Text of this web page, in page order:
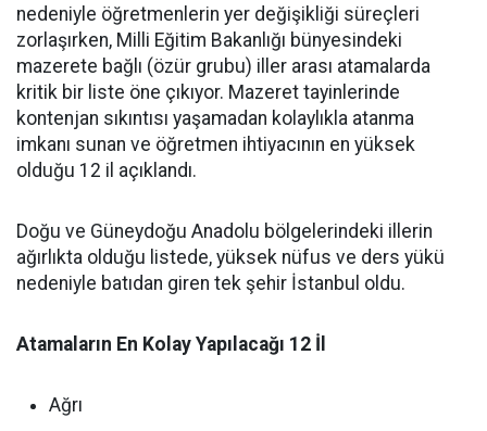
nedeniyle öğretmenlerin yer değişikliği süreçleri
zorlaşırken, Milli Eğitim Bakanlığı bünyesindeki
mazerete bağlı (özür grubu) iller arası atamalarda
kritik bir liste öne çıkıyor. Mazeret tayinlerinde
kontenjan sıkıntısı yaşamadan kolaylıkla atanma
imkanı sunan ve öğretmen ihtiyacının en yüksek
olduğu 12 il açıklandı.
Doğu ve Güneydoğu Anadolu bölgelerindeki illerin
ağırlıkta olduğu listede, yüksek nüfus ve ders yükü
nedeniyle batıdan giren tek şehir İstanbul oldu.
Atamaların En Kolay Yapılacağı 12 İl
Ağrı